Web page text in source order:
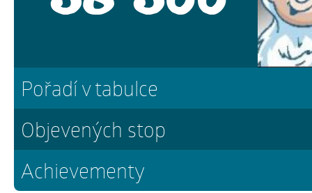
Pořadí v tabulce
Objevených stop
Achievementy